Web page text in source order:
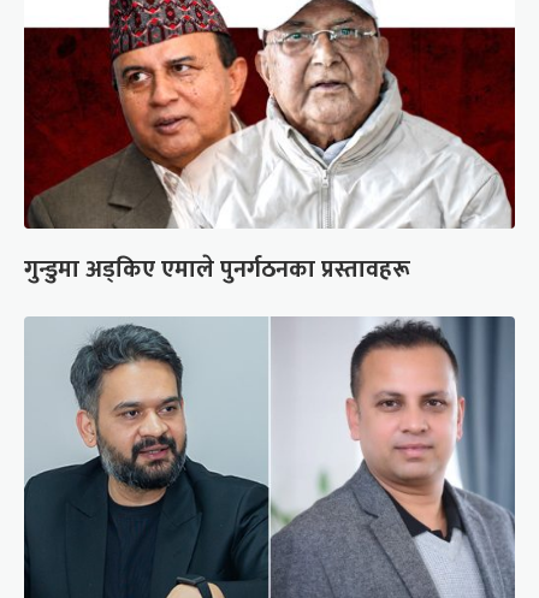
गुन्डुमा अड्किए एमाले पुनर्गठनका प्रस्तावहरू